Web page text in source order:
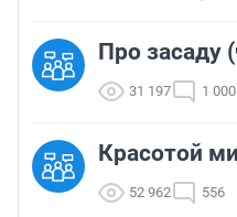
Про засаду
31 197 1 000
Красотой
52 962 556